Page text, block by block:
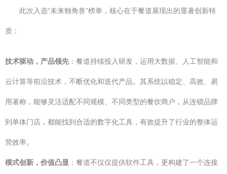
此次入选“未来独角兽”榜单，核心在于餐道展现出的显著创新特
质：
技术驱动，产品领先 ：餐道持续投入研发，运用大数据、人工智能和
云计算等前沿技术，不断优化和迭代产品。其系统以稳定、高效、易
用著称，能够灵活适配不同规模、不同类型的餐饮商户，从连锁品牌
到单体门店，都能找到合适的数字化工具，有效提升了行业的整体运
营效率。
模式创新，价值凸显 ：餐道不仅仅提供软件工具，更构建了一个连接